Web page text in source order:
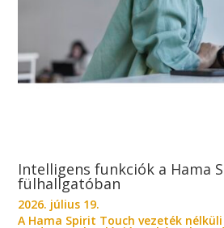
Intelligens funkciók a Hama
fülhallgatóban
2026. július 19.
A Hama Spirit Touch vezeték